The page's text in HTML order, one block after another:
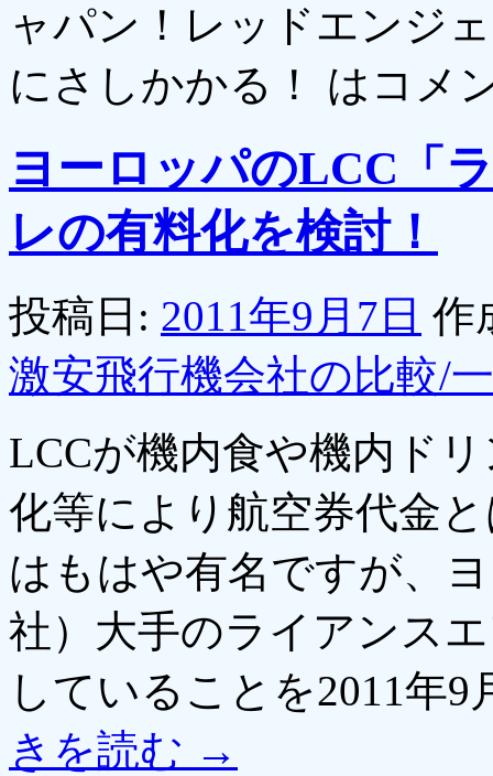
ャパン！レッドエンジ
にさしかかる！ は コメ
ヨーロッパのLCC「
レの有料化を検討！
投稿日: 2011年9月7日 作
激安飛行機会社の比較/
LCCが機内食や機内ド
化等により航空券代金
はもはや有名ですが、
社）大手のライアンス
していることを2011年
きを読む →